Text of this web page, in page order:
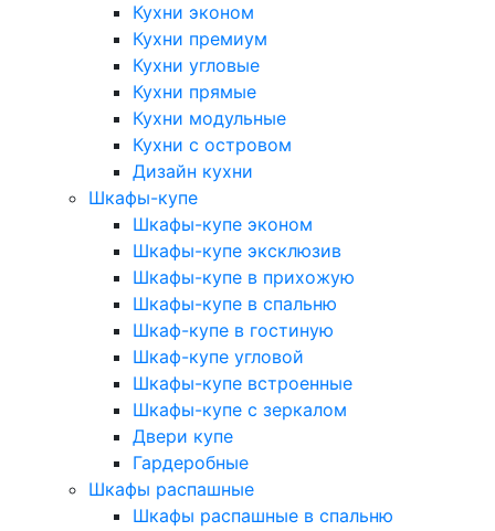
Кухни эконом
Кухни премиум
Кухни угловые
Кухни прямые
Кухни модульные
Кухни с островом
Дизайн кухни
Шкафы-купе
Шкафы-купе эконом
Шкафы-купе эксклюзив
Шкафы-купе в прихожую
Шкафы-купе в спальню
Шкаф-купе в гостиную
Шкаф-купе угловой
Шкафы-купе встроенные
Шкафы-купе с зеркалом
Двери купе
Гардеробные
Шкафы распашные
Шкафы распашные в спальню